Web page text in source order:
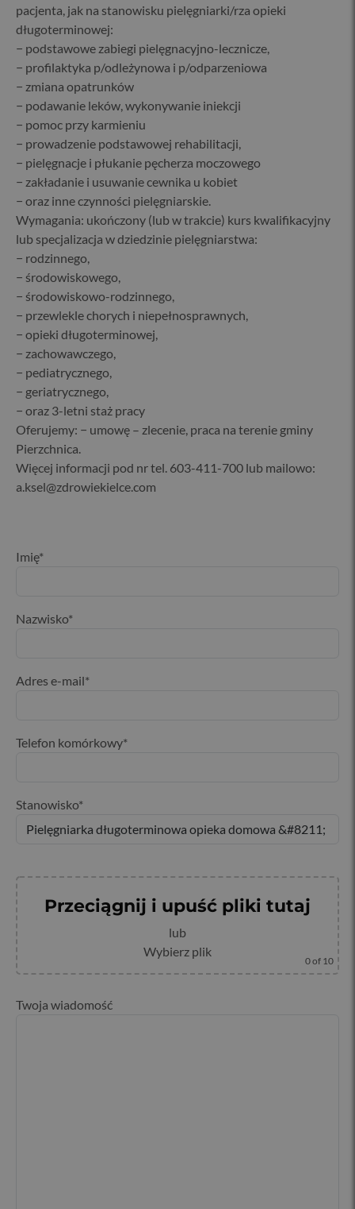
pacjenta, jak na stanowisku pielęgniarki/rza opieki
długoterminowej:
− podstawowe zabiegi pielęgnacyjno-lecznicze,
− profilaktyka p/odleżynowa i p/odparzeniowa
− zmiana opatrunków
− podawanie leków, wykonywanie iniekcji
− pomoc przy karmieniu
− prowadzenie podstawowej rehabilitacji,
− pielęgnacje i płukanie pęcherza moczowego
− zakładanie i usuwanie cewnika u kobiet
− oraz inne czynności pielęgniarskie.
Wymagania: ukończony (lub w trakcie) kurs kwalifikacyjny
lub specjalizacja w dziedzinie pielęgniarstwa:
− rodzinnego,
− środowiskowego,
− środowiskowo-rodzinnego,
− przewlekle chorych i niepełnosprawnych,
− opieki długoterminowej,
− zachowawczego,
− pediatrycznego,
− geriatrycznego,
− oraz 3-letni staż pracy
Oferujemy: − umowę – zlecenie, praca na terenie gminy
Pierzchnica.
Więcej informacji pod nr tel. 603-411-700 lub mailowo:
a.ksel@zdrowiekielce.com
Imię*
Nazwisko*
Adres e-mail*
Telefon komórkowy*
Stanowisko*
Przeciągnij i upuść pliki tutaj
lub
Wybierz plik
0of 10
Twoja wiadomość